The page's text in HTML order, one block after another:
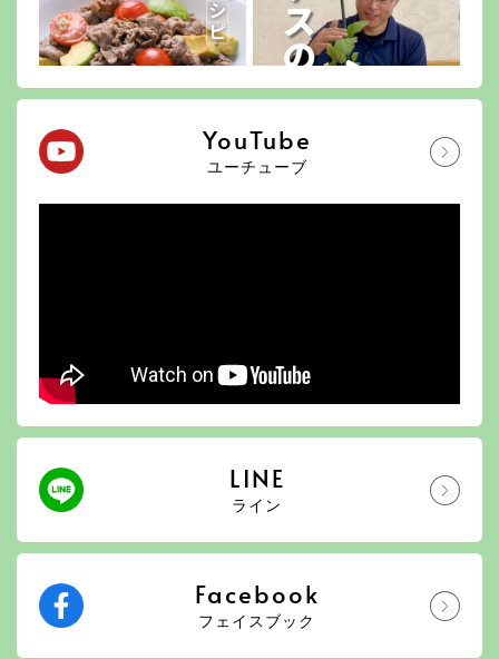
YouTube
ユーチューブ
LINE
ライン
Facebook
フェイスブック